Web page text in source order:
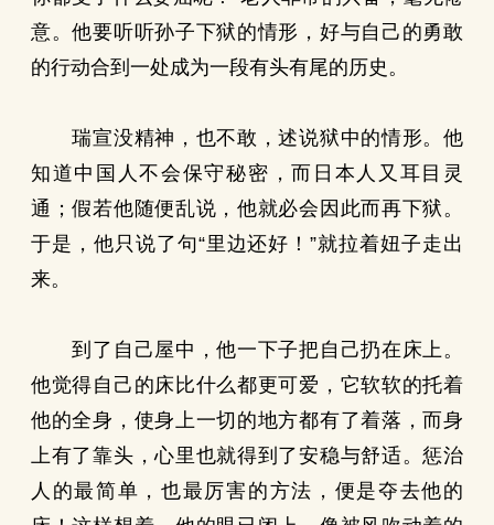
意。他要听听孙子下狱的情形，好与自己的勇敢
的行动合到一处成为一段有头有尾的历史。
瑞宣没精神，也不敢，述说狱中的情形。他
知道中国人不会保守秘密，而日本人又耳目灵
通；假若他随便乱说，他就必会因此而再下狱。
于是，他只说了句“里边还好！”就拉着妞子走出
来。
到了自己屋中，他一下子把自己扔在床上。
他觉得自己的床比什么都更可爱，它软软的托着
他的全身，使身上一切的地方都有了着落，而身
上有了靠头，心里也就得到了安稳与舒适。惩治
人的最简单，也最厉害的方法，便是夺去他的